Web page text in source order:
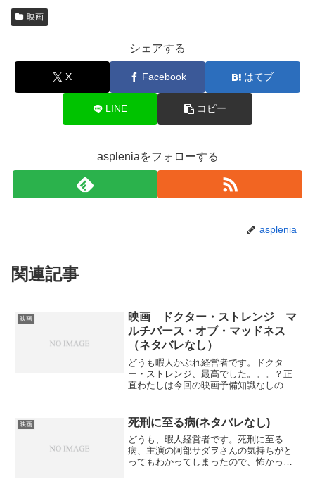
映画
シェアする
X Facebook はてブ
LINE コピー
aspleniaをフォローする
asplenia
関連記事
映画
映画 ドクター・ストレンジ マ
ルチバース・オブ・マッドネス
（ネタバレなし）
どうも暇人かぶれ経営者です。ドクタ
ー・ストレンジ、最高でした。。。？正
直わたしは今回の映画予備知識なしの、
でも、CGの勉強をしているときに必ず目
にするのが、ドクター・ス...
映画 死刑に至る病(ネタバレなし)
どうも、暇人経営者です。死刑に至る
病、主演の阿部サダヲさんの気持ちがと
ってもわかってしまったので、怖かった